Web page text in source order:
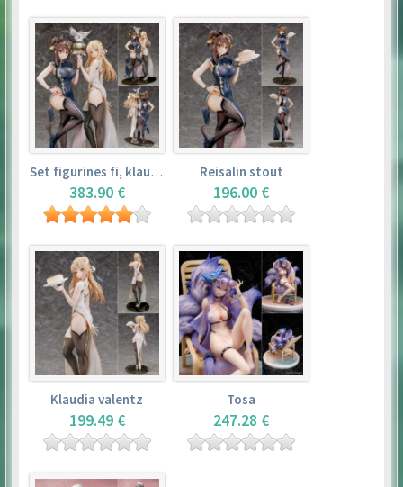
Set figurines fi, klaudia valentz, reisalin stout
383.90 €
Reisalin stout
196.00 €
Klaudia valentz
199.49 €
Tosa
247.28 €